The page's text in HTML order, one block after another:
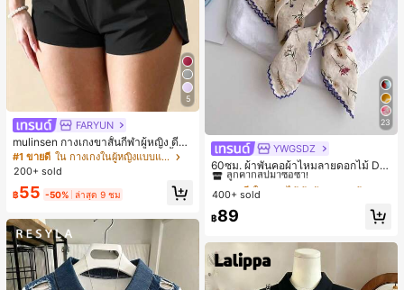
5
FARYUN
mulinsen กางเกงขาสั้นกีฬาผู้หญิง ดีไซ
น์ปลายเปิด เอวยืดหยุ่น กางเกงขาสั้น
ลำลองกีฬาฤดูร้อน ความยาว 3/4
#1 ขายดี
ใน กางเกงในผู้หญิงแบบแอคทีฟ
200+ sold
฿55 -50% ล่าสุด 9 ชม
23
YWGSDZ
60ซม. ผ้าพันคอผ้าไหมลายดอกไม้ Dit
sy สีเบจ, เครื่องประดับใหม่สำหรับผู้หญิ
งฤดูใบไม้ผลิ/ฤดูใบไม้ร่วง, ผ้าพันคอผืน
#1 ขายดี
ลูกค้ากลับมาซื้อซ้ำ!
#1 ขายดี
ลูกค้ากลับมาซื้อซ้ำ!
#1 ขายดี
ลูกค้ากลับมาซื้อซ้ำ!
#1 ขายดี
ใน ดอกไม้ ผ้าพันคอและผ้าพันคอผู้หญิง
400+ sold
฿89